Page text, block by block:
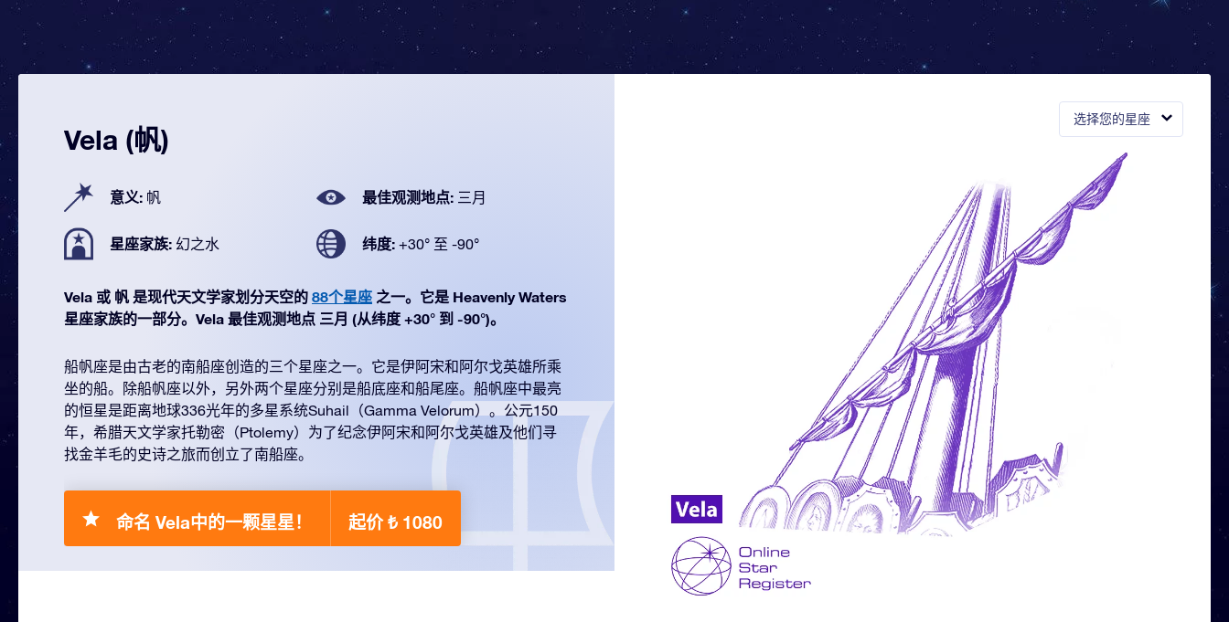
选择您的星座
Vela (帆)
意义: 帆 最佳观测地点: 三月
星座家族: 幻之水 纬度: +30° 至 -90°
Vela 或 帆 是现代天文学家划分天空的 88个星座 之一。它是 Heavenly Waters
星座家族的一部分。Vela 最佳观测地点 三月 (从纬度 +30° 到 -90°)。
船帆座是由古老的南船座创造的三个星座之一。它是伊阿宋和阿尔戈英雄所乘
坐的船。除船帆座以外，另外两个星座分别是船底座和船尾座。船帆座中最亮
的恒星是距离地球336光年的多星系统Suhail（Gamma Velorum）。公元150
年，希腊天文学家托勒密（Ptolemy）为了纪念伊阿宋和阿尔戈英雄及他们寻
找金羊毛的史诗之旅而创立了南船座。
命名 Vela中的一颗星星！ 起价 ₺ 1080